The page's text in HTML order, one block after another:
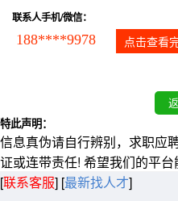
联系人手机/微信：
188****9978 点击查看
特此声明：
信息真伪请自行辨别，求职应
证或连带责任! 希望我们的平台
[联系客服] [最新找人才]